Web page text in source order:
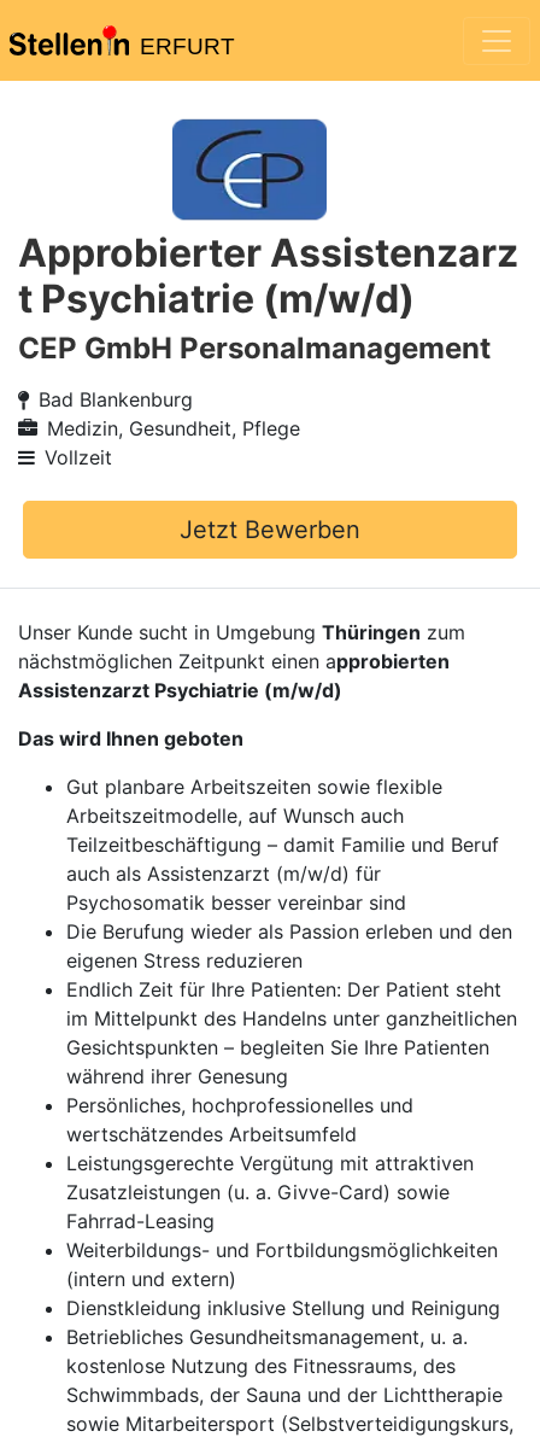
ERFURT
Approbierter Assistenzarz
t Psychiatrie (m/w/d)
CEP GmbH Personalmanagement
Bad Blankenburg
Medizin, Gesundheit, Pflege
Vollzeit
Jetzt Bewerben
Unser Kunde sucht in Umgebung Thüringen zum
nächstmöglichen Zeitpunkt einen approbierten
Assistenzarzt Psychiatrie (m/w/d)
Das wird Ihnen geboten
Gut planbare Arbeitszeiten sowie flexible
Arbeitszeitmodelle, auf Wunsch auch
Teilzeitbeschäftigung – damit Familie und Beruf
auch als Assistenzarzt (m/w/d) für
Psychosomatik besser vereinbar sind
Die Berufung wieder als Passion erleben und den
eigenen Stress reduzieren
Endlich Zeit für Ihre Patienten: Der Patient steht
im Mittelpunkt des Handelns unter ganzheitlichen
Gesichtspunkten – begleiten Sie Ihre Patienten
während ihrer Genesung
Persönliches, hochprofessionelles und
wertschätzendes Arbeitsumfeld
Leistungsgerechte Vergütung mit attraktiven
Zusatzleistungen (u. a. Givve-Card) sowie
Fahrrad-Leasing
Weiterbildungs- und Fortbildungsmöglichkeiten
(intern und extern)
Dienstkleidung inklusive Stellung und Reinigung
Betriebliches Gesundheitsmanagement, u. a.
kostenlose Nutzung des Fitnessraums, des
Schwimmbads, der Sauna und der Lichttherapie
sowie Mitarbeitersport (Selbstverteidigungskurs,